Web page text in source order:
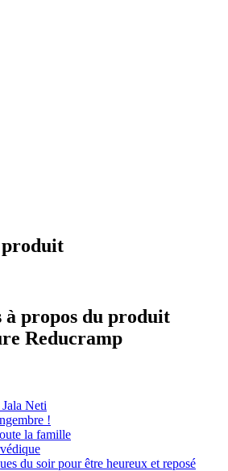
produit
à propos du produit
Reducramp
Neti
!
la famille
du soir pour être heureux et reposé